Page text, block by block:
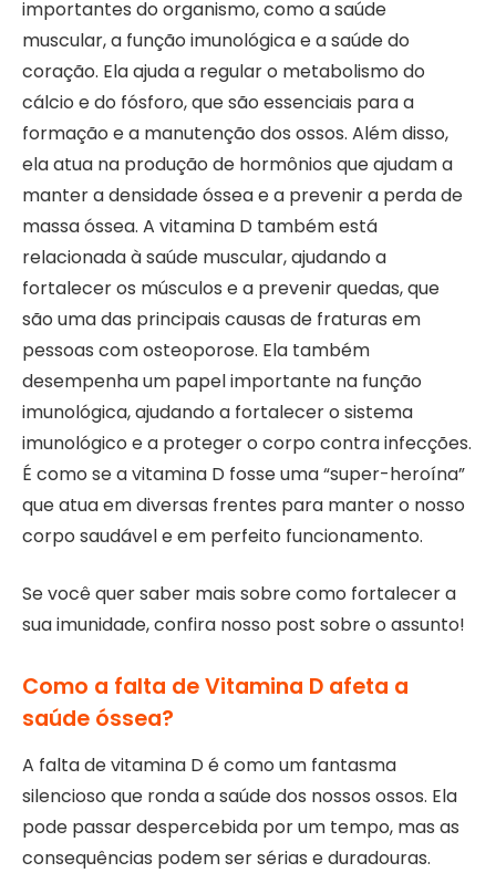
importantes do organismo, como a saúde
muscular, a função imunológica e a saúde do
coração. Ela ajuda a regular o metabolismo do
cálcio e do fósforo, que são essenciais para a
formação e a manutenção dos ossos. Além disso,
ela atua na produção de hormônios que ajudam a
manter a densidade óssea e a prevenir a perda de
massa óssea. A vitamina D também está
relacionada à saúde muscular, ajudando a
fortalecer os músculos e a prevenir quedas, que
são uma das principais causas de fraturas em
pessoas com osteoporose. Ela também
desempenha um papel importante na função
imunológica, ajudando a fortalecer o sistema
imunológico e a proteger o corpo contra infecções.
É como se a vitamina D fosse uma “super-heroína”
que atua em diversas frentes para manter o nosso
corpo saudável e em perfeito funcionamento.
Se você quer saber mais sobre como fortalecer a
sua imunidade, confira nosso post sobre o assunto!
Como a falta de Vitamina D afeta a
saúde óssea?
A falta de vitamina D é como um fantasma
silencioso que ronda a saúde dos nossos ossos. Ela
pode passar despercebida por um tempo, mas as
consequências podem ser sérias e duradouras.